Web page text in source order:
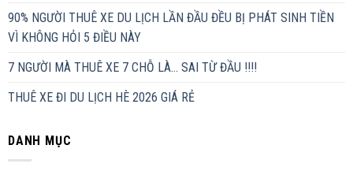
90% NGƯỜI THUÊ XE DU LỊCH LẦN ĐẦU ĐỀU BỊ PHÁT SINH TIỀN
VÌ KHÔNG HỎI 5 ĐIỀU NÀY
7 NGƯỜI MÀ THUÊ XE 7 CHỖ LÀ… SAI TỪ ĐẦU !!!!
THUÊ XE ĐI DU LỊCH HÈ 2026 GIÁ RẺ
DANH MỤC